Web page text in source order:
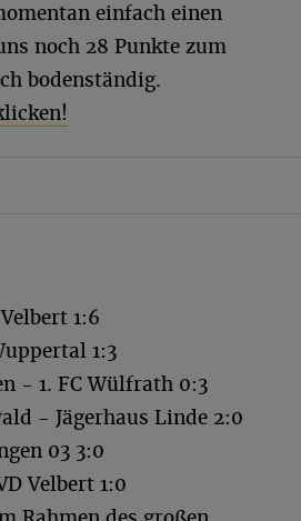
einfach einen
noch 28 Punkte zum
bodenständig.
1:6
1:3
- 1. FC Wülfrath 0:3
- Jägerhaus Linde 2:0
03 3:0
Velbert 1:0